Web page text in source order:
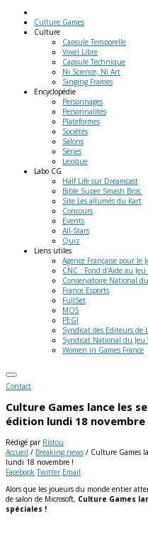
Culture Games
Culture
Capsule Temporelle
Voxel Libre
Capsule Technique
Ni Science, Ni Art
Singing Frames
Encyclopédie
Personnages
Personnalités
Plateformes
Sociétés
Salons
Séries
Lexique
Labo CG
Half Life sur Dreamcast
Bible Super Smash Bros.
Site Les allumés du Kart
Concours
Events
All-Stars
Quiz
Liens utiles
Agence Française pour le
CNC : Fond d'Aide au Jeu
Conservatoire National
France Esports
FullSet
MO5
PEGI
Syndicat des Editeurs de
Syndicat National du Jeu
Women in Games France
Contact
Culture Games lance les
édition lundi 18 novembre
Rédigé par Ristou
Accueil / Breaking news / Culture Games
lundi 18 novembre !
Facebook Twitter Email
Alors que les joueurs du monde entier
de salon de Microsoft, Culture Games
spéciales !